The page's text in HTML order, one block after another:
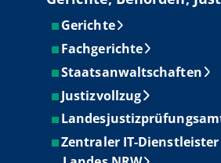
Gerichte
Fachgerichte
Staatsanwaltschaften
Justizvollzug
Zentraler IT-Dienstleister